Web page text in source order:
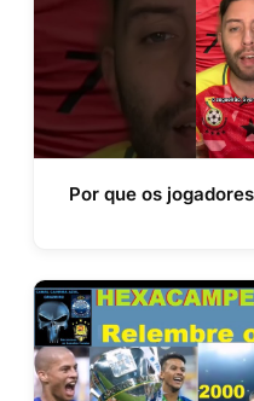
Por que os